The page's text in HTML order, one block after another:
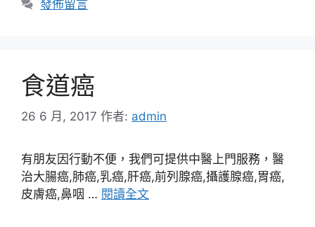
發佈留言
食道癌
26 6 月, 2017 作者: admin
有朋友因行動不便，我們可提供中醫上門服務，醫
治大腸癌,肺癌,乳癌,肝癌,前列腺癌,攝護腺癌,胃癌,
皮膚癌,鼻咽 … 閱讀全文